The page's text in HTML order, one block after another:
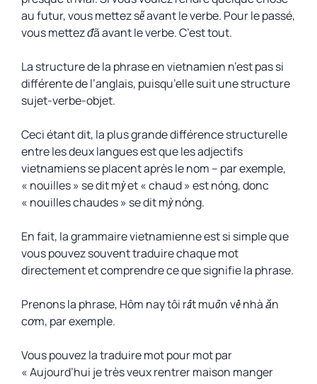
au futur, vous mettezsẽavant le verbe. Pour le passé,
vous mettezđãavant le verbe. C’est tout.
La structure de la phrase en vietnamien n’est pas si
différente de l’anglais, puisqu’elle suit une structure
sujet-verbe-objet.
Ceci étant dit, la plus grande différence structurelle
entre les deux langues est que les adjectifs
vietnamiens se placent après le nom – par exemple,
« nouilles » se ditmỳet « chaud » estnóng, donc
« nouilles chaudes » se ditmỳ nóng.
En fait, la grammaire vietnamienne est si simple que
vous pouvez souvent traduire chaque mot
directement et comprendre ce que signifie la phrase.
Prenons la phrase, Hôm nay tôi rất muốn về nhà ăn
cơm, par exemple.
Vous pouvez la traduire mot pour mot par
« Aujourd’hui je très veux rentrer maison manger